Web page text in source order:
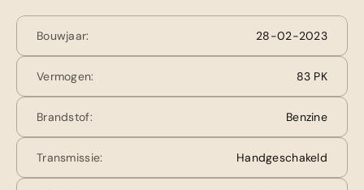
Bouwjaar: 28-02-2023
Vermogen: 83 PK
Brandstof: Benzine
Transmissie: Handgeschakeld